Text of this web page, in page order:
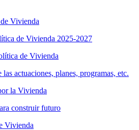
Vivienda
de Vivienda 2025-2027
de Vivienda
actuaciones, planes, programas, etc.
la Vivienda
construir futuro
Vivienda